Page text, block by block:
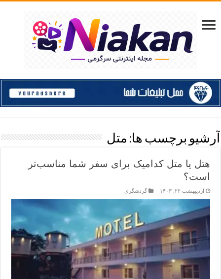
آرشیو برچسب ها: متل
هتل یا متل کدامیک برای سفر شما مناسب‌تر
است؟
اردیبهشت ۲۲, ۱۴۰۳ گردشگری